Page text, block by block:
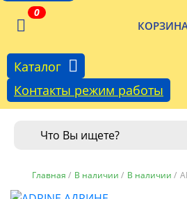
0
Каталог
Контакты режим работы
Главная / В наличии / В наличии /